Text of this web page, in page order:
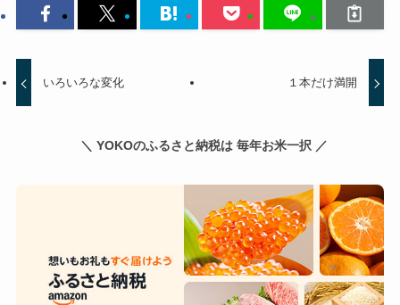
いろいろな変化 １本だけ満開
＼ YOKOのふるさと納税は 毎年お米一択 ／